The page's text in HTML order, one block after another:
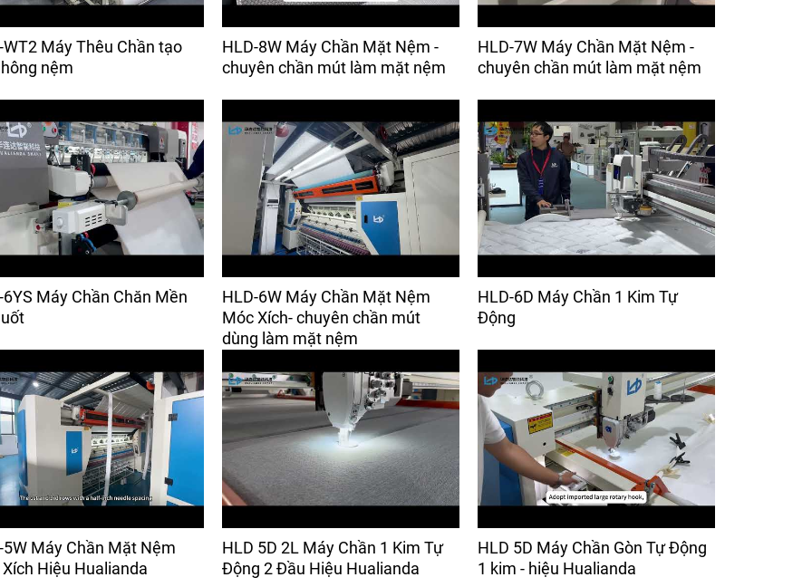
WT2 Máy Thêu Chần tạo
nệm
HLD-8W Máy Chần Mặt Nệm -
chuyên chần mút làm mặt nệm
HLD-7W Máy Chần Mặt Nệm -
chuyên chần mút làm mặt nệm
6YS Máy Chần Chăn Mền
HLD-6W Máy Chần Mặt Nệm
Móc Xích- chuyên chần mút
dùng làm mặt nệm
HLD-6D Máy Chần 1 Kim Tự
Động
5W Máy Chần Mặt Nệm
Hiệu Hualianda
HLD 5D 2L Máy Chần 1 Kim Tự
Động 2 Đầu Hiệu Hualianda
HLD 5D Máy Chần Gòn Tự Động
1 kim - hiệu Hualianda